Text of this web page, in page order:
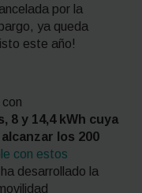
por la
ya queda
este año!
8 y 14,4 kWh cuya
los 200
con estos
desarrollado la